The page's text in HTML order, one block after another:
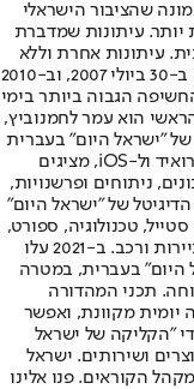
שהציבור הישראלי
יותר. עיתונות שמדברת
עיתונות אחרת וללא
תשלום. המהדורה המודפסת הראשונה פורסמה ב-30 ביולי 2007, וב-2010
הגבוה ביותר בימי
הוא עמר לחמנוביץ,
"ישראל היום" בעברית
ובאנגלית, כמו כן היישומונים (אפליקציות) לאנדרואיד ול-iOS, מציגים
ניתוחים ופרשנויות,
של "ישראל היום"
טכנולוגיה, ספורט,
כלכלה וצרכנות, בריאות, חיילים, אוכל, יהדות, תיירות ורכב. ב-2021 עלו
היום" בעברית, במטרה
תכני המהדורה
יומית מקוונת, ואפשר
"הקליקה של ישראל
ושירותים. ישראל
הקוראים. פנו אלינו